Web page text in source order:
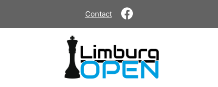
de
Contact